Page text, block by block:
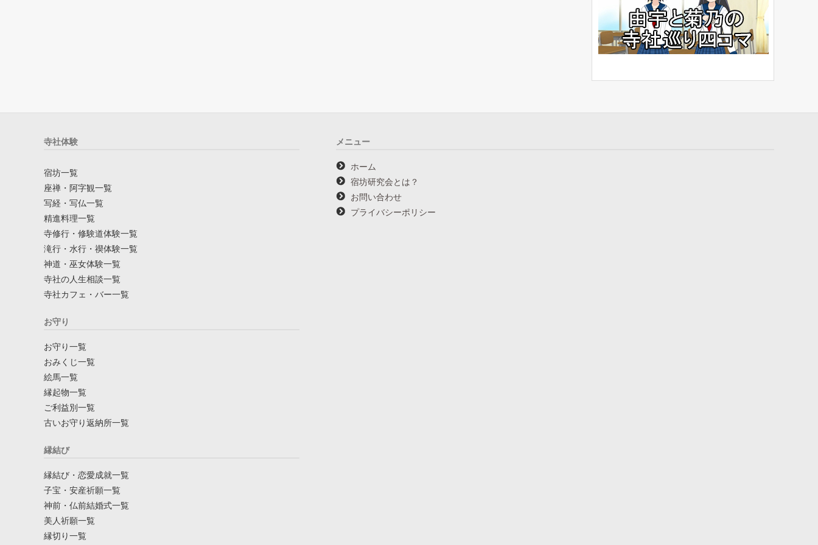
寺社体験
宿坊一覧
座禅・阿字観一覧
写経・写仏一覧
精進料理一覧
寺修行・修験道体験一覧
滝行・水行・禊体験一覧
神道・巫女体験一覧
寺社の人生相談一覧
寺社カフェ・バー一覧
お守り
お守り一覧
おみくじ一覧
絵馬一覧
縁起物一覧
ご利益別一覧
古いお守り返納所一覧
縁結び
縁結び・恋愛成就一覧
子宝・安産祈願一覧
神前・仏前結婚式一覧
美人祈願一覧
縁切り一覧
メニュー
ホーム
宿坊研究会とは？
お問い合わせ
プライバシーポリシー